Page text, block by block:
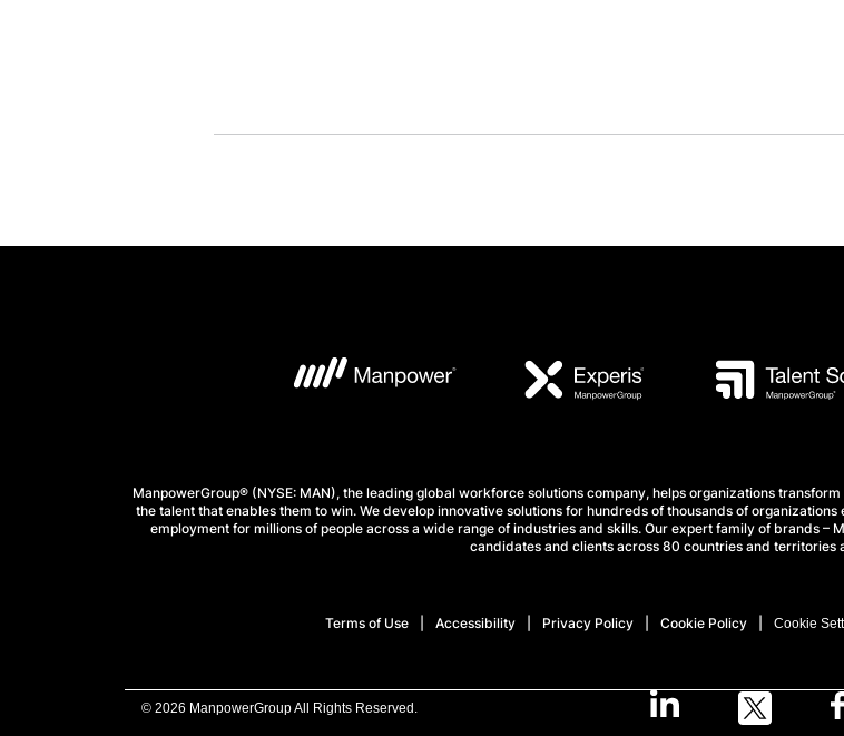
ManpowerGroup® (NYSE: MAN), the leading global workforce solutions company, helps organizations
the talent that enables them to win. We develop innovative solutions for hundreds of thousands of
employment for millions of people across a wide range of industries and skills. Our expert family of brands –
candidates and clients across 80 countries and territories
Terms of Use Accessibility Privacy Policy Cookie Policy Cookie
© 2026 ManpowerGroup All Rights Reserved.